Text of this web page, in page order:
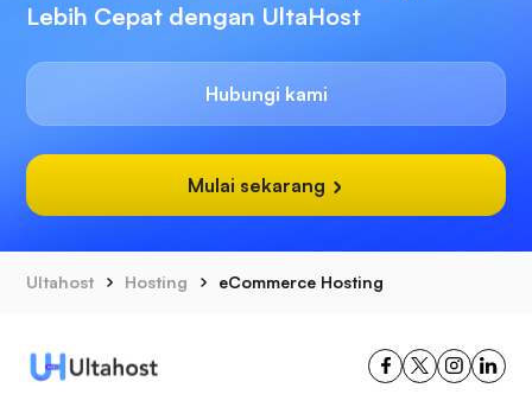
Lebih Cepat dengan UltaHost
Hubungi kami
Mulai sekarang
Ultahost Hosting eCommerce Hosting